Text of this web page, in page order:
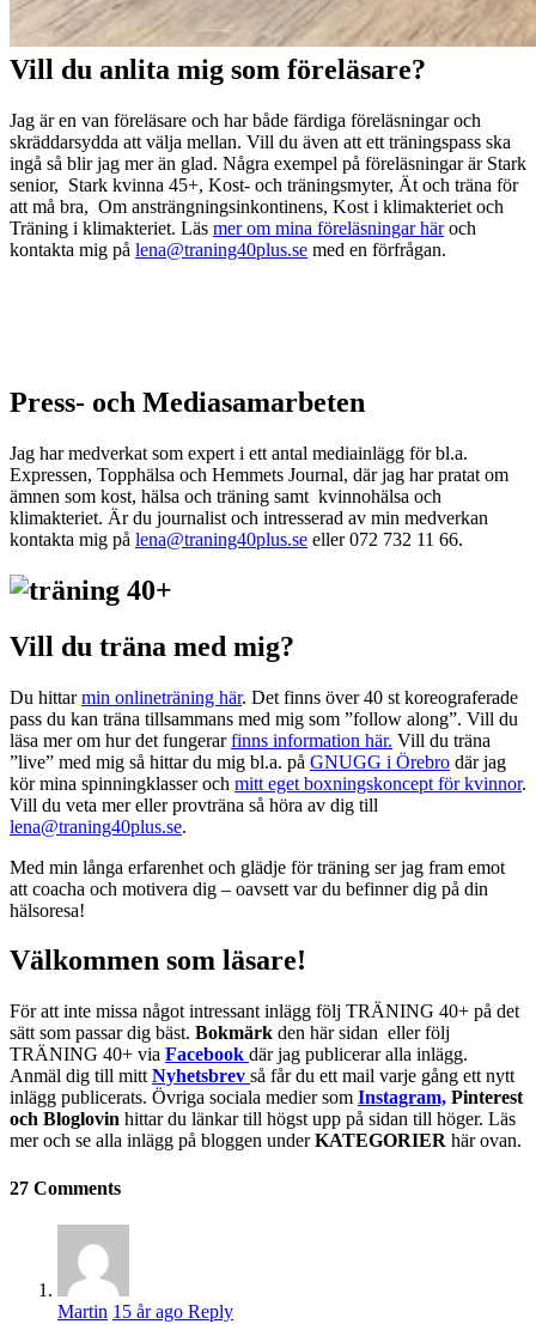
Vill du anlita mig som föreläsare?
Jag är en van föreläsare och har både färdiga föreläsningar och
skräddarsydda att välja mellan. Vill du även att ett träningspass ska
ingå så blir jag mer än glad. Några exempel på föreläsningar är Stark
senior, Stark kvinna 45+, Kost- och träningsmyter, Ät och träna för
att må bra, Om ansträngningsinkontinens, Kost i klimakteriet och
Träning i klimakteriet. Läs mer om mina föreläsningar häroch
kontakta mig på lena@traning40plus.se med en förfrågan.
Press- och Mediasamarbeten
Jag har medverkat som expert i ett antal mediainlägg för bl.a.
Expressen, Topphälsa och Hemmets Journal, där jag har pratat om
ämnen som kost, hälsa och träning samt kvinnohälsa och
klimakteriet. Är du journalist och intresserad av min medverkan
kontakta mig på lena@traning40plus.se eller 072 732 11 66.
Vill du träna med mig?
Du hittarmin onlineträning här. Det finns över 40 st koreograferade
pass du kan träna tillsammans med mig som ”follow along”. Vill du
läsa mer om hur det fungerarfinns information här. Vill du träna
”live” med mig så hittar du mig bl.a. på GNUGG i Örebro där jag
kör mina spinningklasser och mitt eget boxningskoncept för kvinnor.
Vill du veta mer eller provträna så höra av dig till
lena@traning40plus.se.
Med min långa erfarenhet och glädje för träning ser jag fram emot
att coacha och motivera dig – oavsett var du befinner dig på din
hälsoresa!
Välkommen som läsare!
För att inte missa något intressant inlägg följ TRÄNING 40+ på det
sätt som passar dig bäst. Bokmärk den här sidan eller följ
TRÄNING 40+ via Facebook där jag publicerar alla inlägg.
Anmäl dig till mitt Nyhetsbrev så får du ett mail varje gång ett nytt
inlägg publicerats. Övriga sociala medier som Instagram, Pinterest
och Bloglovin hittar du länkar till högst upp på sidan till höger. Läs
mer och se alla inlägg på bloggen underKATEGORIER här ovan.
27 Comments
Martin 15 år ago Reply